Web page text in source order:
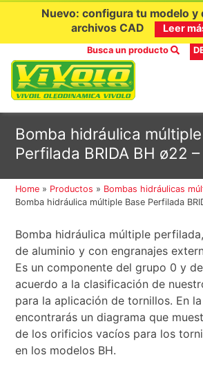
contenido
Nuevo: configura tu modelo y
archivos CAD
Leer
Busca un producto
Bomba hidráulica
Perfilada BRIDA BH ø22
Home » Productos » Bombas hidráulicas
Bomba hidráulica múltiple Base Perfilada
Bomba hidráulica múltiple
de aluminio y con engranajes
Es un componente del grupo 0 y
acuerdo a la clasificación de
para la aplicación de tornillos. En
encontrarás un diagrama que
de los orificios vacíos para los
en los modelos BH.